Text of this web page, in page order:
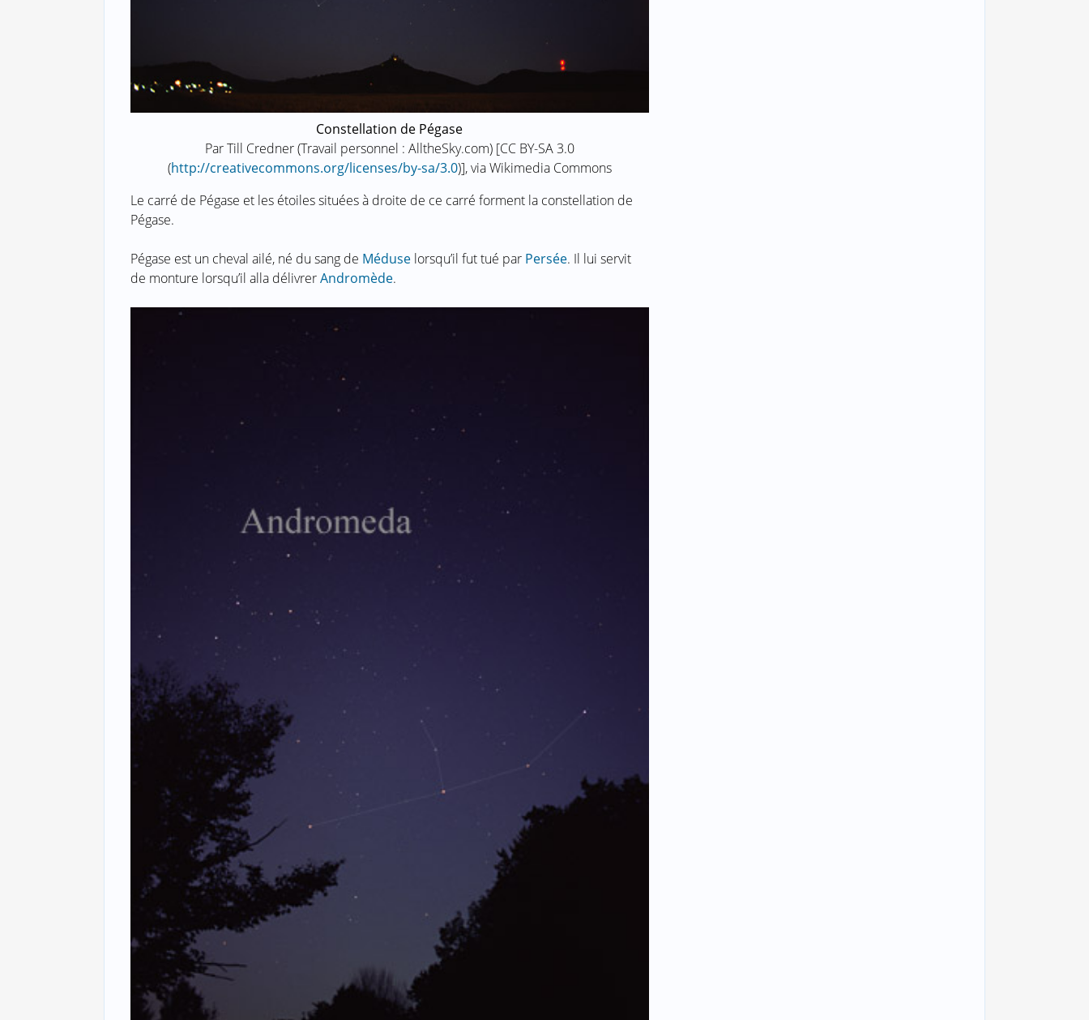
Constellation de Pégase
Par Till Credner (Travail personnel : AlltheSky.com) [CC BY-SA 3.0
(http://creativecommons.org/licenses/by-sa/3.0)], via Wikimedia Commons
Le carré de Pégase et les étoiles situées à droite de ce carré forment la constellation de
Pégase.
Pégase est un cheval ailé, né du sang de Méduselorsqu’il fut tué par Persée. Il lui servit
de monture lorsqu’il alla délivrerAndromède.